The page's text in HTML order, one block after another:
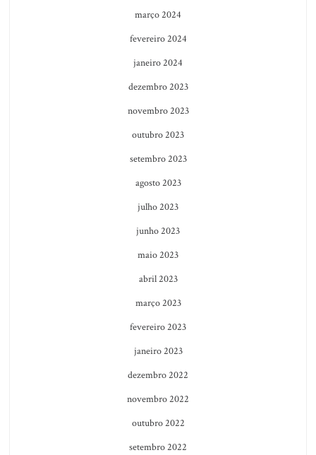
março 2024
fevereiro 2024
janeiro 2024
dezembro 2023
novembro 2023
outubro 2023
setembro 2023
agosto 2023
julho 2023
junho 2023
maio 2023
abril 2023
março 2023
fevereiro 2023
janeiro 2023
dezembro 2022
novembro 2022
outubro 2022
setembro 2022